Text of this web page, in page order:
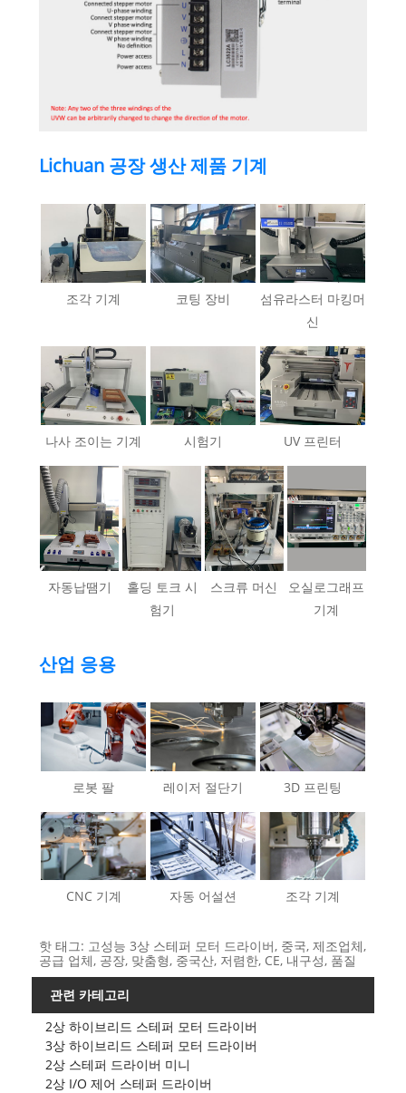
Lichuan 공장 생산 제품 기계
조각 기계 코팅 장비
섬유라스터 마킹머
신
나사 조이는 기계 시험기 UV 프린터
자동납땜기
홀딩 토크 시
험기
스크류 머신
오실로그래프
기계
산업 응용
로봇 팔 레이저 절단기 3D 프린팅
CNC 기계 자동 어설션 조각 기계
핫 태그: 고성능 3상 스테퍼 모터 드라이버, 중국, 제조업체,
공급 업체, 공장, 맞춤형, 중국산, 저렴한, CE, 내구성, 품질
관련 카테고리
2상 하이브리드 스테퍼 모터 드라이버
3상 하이브리드 스테퍼 모터 드라이버
2상 스테퍼 드라이버 미니
2상 I/O 제어 스테퍼 드라이버